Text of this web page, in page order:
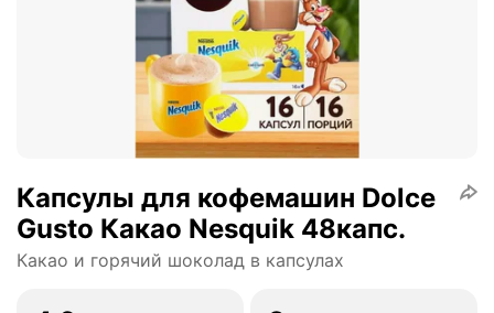
Капсулы для кофемашин Dolce
Gusto Какао Nesquik 48капс.
Какао и горячий шоколад в капсулах